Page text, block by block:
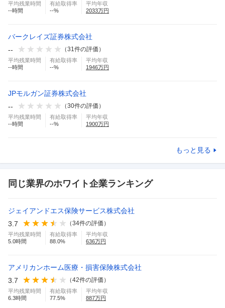
平均残業時間
--時間
有給取得率
--%
平均年収
2033万円
バークレイズ証券株式会社
--
（31件の評価）
平均残業時間
--時間
有給取得率
--%
平均年収
1946万円
JPモルガン証券株式会社
--
（30件の評価）
平均残業時間
--時間
有給取得率
--%
平均年収
1900万円
もっと見る
同じ業界のホワイト企業ランキング
ジェイアンドエス保険サービス株式会社
3.7
（34件の評価）
平均残業時間
5.0時間
有給取得率
88.0%
平均年収
636万円
アメリカンホーム医療・損害保険株式会社
3.7
（42件の評価）
平均残業時間
6.3時間
有給取得率
77.5%
平均年収
887万円